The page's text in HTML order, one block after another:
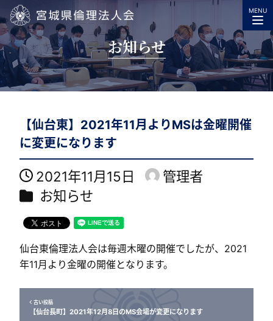
宮城県倫理法人会
MENU
お知らせ
【仙台東】2021年11月よりMSは金曜開催
に変更になります
投稿日
2021年11月15日
著
管理者
カテゴリー
お知らせ
仙台東倫理法人会は毎週木曜の開催でしたが、2021
年11月より金曜の開催となります。
古い投稿
【仙台長町】2021年12月8日のMS会場が変更になります